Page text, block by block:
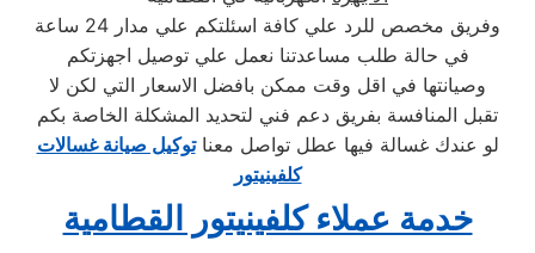
وفريق مخصص للرد علي كافة اسئلتكم علي مدار 24 ساعة
في حالة طلب مساعدتنا نعمل علي توصيل اجهزتكم
وصيانتها في اقل وقت ممكن بافضل الاسعار التي لكن لا
تقبل المنافسة بفريق دعم فني لتحديد المشكلة الخاصة بكم
لو عندك غسالة فيها عطل تواصل معناتوكيل صيانة غسالات
كلفينيتور
خدمة عملاء كلفينيتور القطامية